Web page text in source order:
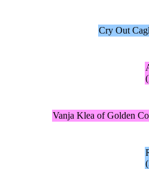
Cry Out
Vanja Klea of Golden